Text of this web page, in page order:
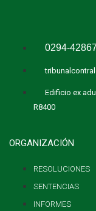
0294-
Edificio ex
R8400
ORGANIZACIÓN
RESOLUCIONES
SENTENCIAS
INFORMES